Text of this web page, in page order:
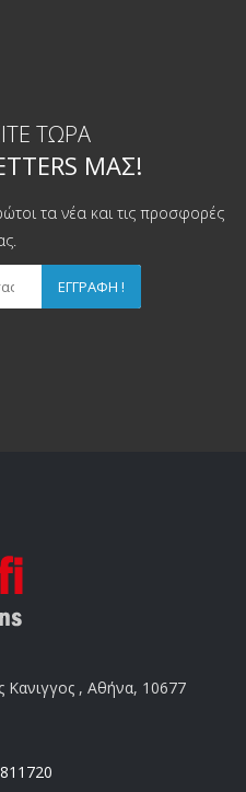
ΤΏΡΑ
ΜΑΣ!
τα νέα και τις προσφορές
ΕΓΓΡΑΦΉ !
Κανιγγος , Αθήνα, 10677